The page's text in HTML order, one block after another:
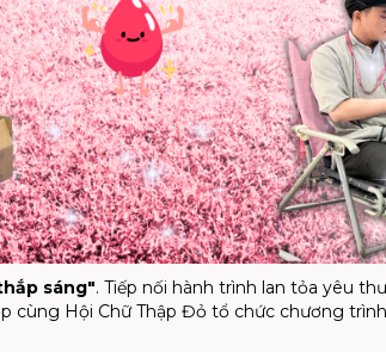
sáng". Tiếp nối hành trình lan tỏa yêu
cùng Hội Chữ Thập Đỏ tổ chức chương